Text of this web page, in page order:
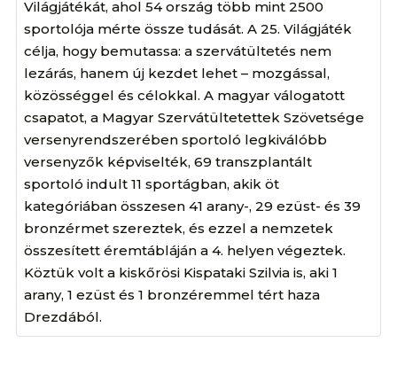
Világjátékát, ahol 54 ország több mint 2500
sportolója mérte össze tudását. A 25. Világjáték
célja, hogy bemutassa: a szervátültetés nem
lezárás, hanem új kezdet lehet – mozgással,
közösséggel és célokkal. A magyar válogatott
csapatot, a Magyar Szervátültetettek Szövetsége
versenyrendszerében sportoló legkiválóbb
versenyzők képviselték, 69 transzplantált
sportoló indult 11 sportágban, akik öt
kategóriában összesen 41 arany-, 29 ezüst- és 39
bronzérmet szereztek, és ezzel a nemzetek
összesített éremtábláján a 4. helyen végeztek.
Köztük volt a kiskőrösi Kispataki Szilvia is, aki 1
arany, 1 ezüst és 1 bronzéremmel tért haza
Drezdából.